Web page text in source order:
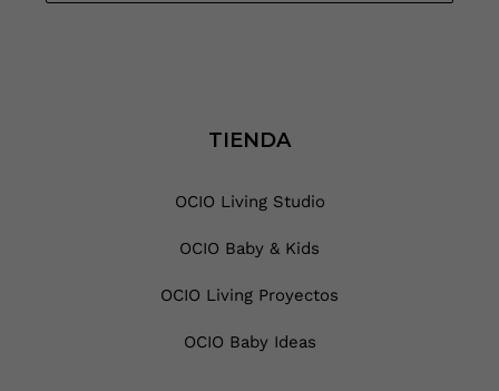
TIENDA
OCIO Living Studio
OCIO Baby & Kids
OCIO Living Proyectos
OCIO Baby Ideas